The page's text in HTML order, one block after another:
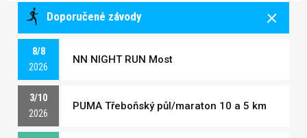
Doporučené závody
8/8
2026
NN NIGHT RUN Most
3/10
2026
PUMA Třeboňský půl/maraton 10 a 5 km